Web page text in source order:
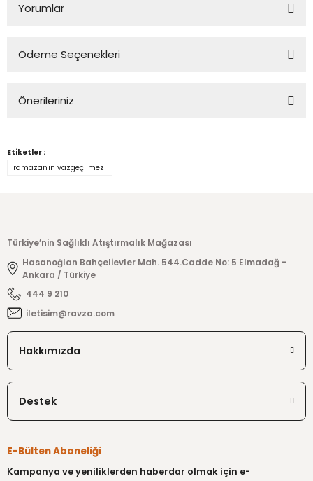
Yorumlar
Mehmet Nurettin Aksoy | 29/01/2024
Yorum Yaz
Ödeme Seçenekleri
Önerileriniz
konularda yetersiz gördüğünüz noktaları öneri formunu
Görüş ve önerileriniz için teşekkür ederiz.
Ürün bilgilerinde hatalar bulunuyor.
Ürün fiyatı diğer sitelerden daha pahalı.
Bu ürüne benzer farklı alternatifler olmalı.
Gönder
Etiketler :
ramazan'ın vazgeçilmezi
Türkiye’nin Sağlıklı Atıştırmalık Mağazası
Hasanoğlan Bahçelievler Mah. 544.Cadde No: 5 Elmadağ -
Ankara / Türkiye
444 9 210
iletisim@ravza.com
Hakkımızda
Destek
E-Bülten Aboneliği
Kampanya ve yeniliklerden haberdar olmak için e-